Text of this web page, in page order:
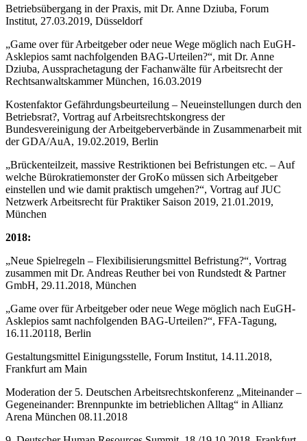
Betriebsübergang in der Praxis, mit Dr. Anne Dziuba, Forum
Institut, 27.03.2019, Düsseldorf
„Game over für Arbeitgeber oder neue Wege möglich nach EuGH-
Asklepios samt nachfolgenden BAG-Urteilen?“, mit Dr. Anne
Dziuba, Aussprachetagung der Fachanwälte für Arbeitsrecht der
Rechtsanwaltskammer München, 16.03.2019
Kostenfaktor Gefährdungsbeurteilung – Neueinstellungen durch den
Betriebsrat?, Vortrag auf Arbeitsrechtskongress der
Bundesvereinigung der Arbeitgeberverbände in Zusammenarbeit mit
der GDA/AuA, 19.02.2019, Berlin
„Brückenteilzeit, massive Restriktionen bei Befristungen etc. – Auf
welche Bürokratiemonster der GroKo müssen sich Arbeitgeber
einstellen und wie damit praktisch umgehen?“, Vortrag auf JUC
Netzwerk Arbeitsrecht für Praktiker Saison 2019, 21.01.2019,
München
2018:
„Neue Spielregeln – Flexibilisierungsmittel Befristung?“, Vortrag
zusammen mit Dr. Andreas Reuther bei von Rundstedt & Partner
GmbH, 29.11.2018, München
„Game over für Arbeitgeber oder neue Wege möglich nach EuGH-
Asklepios samt nachfolgenden BAG-Urteilen?“, FFA-Tagung,
16.11.20118, Berlin
Gestaltungsmittel Einigungsstelle, Forum Institut, 14.11.2018,
Frankfurt am Main
Moderation der 5. Deutschen Arbeitsrechtskonferenz „Miteinander –
Gegeneinander: Brennpunkte im betrieblichen Alltag“ in Allianz
Arena München 08.11.2018